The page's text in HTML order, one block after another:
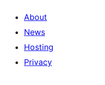
About
News
Hosting
Privacy